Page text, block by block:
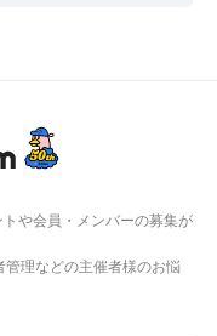
や会員・メンバーの募集が
理などの主催者様のお悩